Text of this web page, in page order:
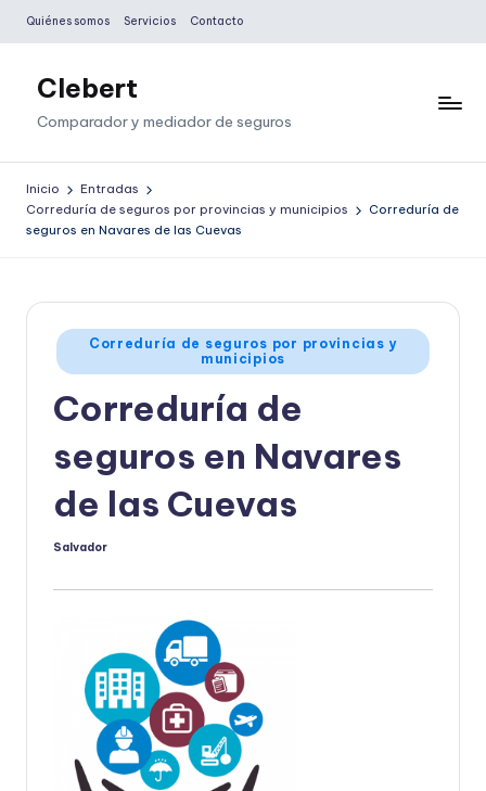
Saltar
contenido
Quiénes somos Servicios Contacto
Clebert
Comparador y mediador de seguros
Inicio
Entradas
Correduría de seguros por provincias y municipios
Correduría de
seguros en Navares de las Cuevas
Publicado
en
Correduría de seguros por provincias y
municipios
Correduría de
seguros en Navares
de las Cuevas
Publicado
Salvador